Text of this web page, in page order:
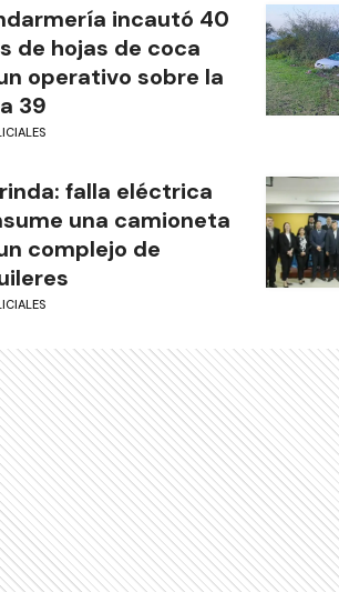
incautó 40
de hojas de coca
operativo sobre la
39
falla eléctrica
una camioneta
complejo de